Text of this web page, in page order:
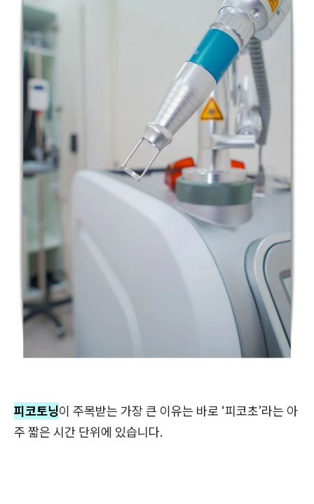
피코토닝이 주목받는 가장 큰 이유는 바로 ‘피코초’라는 아
주 짧은 시간 단위에 있습니다.